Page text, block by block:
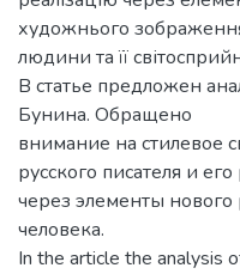
художнього
людини та її
В статье предложен
Бунина. Обращено
внимание на стилевое
русского писателя и
через элементы
человека.
In the article the analysis